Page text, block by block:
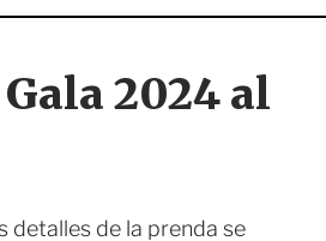
2024 al
detalles de la prenda se